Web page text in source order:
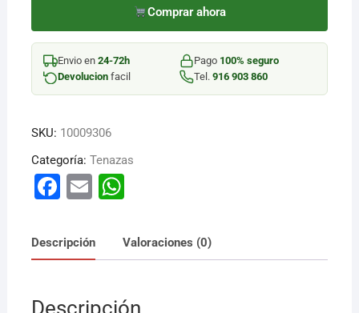
GRAPA
BLOQUEO
cantidad
Comprar ahora
Envio en 24-72h Pago 100% seguro
Devolucionfacil Tel. 916 903 860
SKU: 10009306
Categoría: Tenazas
F
c
e
E
ai
l
W
at
s
Descripción Valoraciones (0)
Descripción